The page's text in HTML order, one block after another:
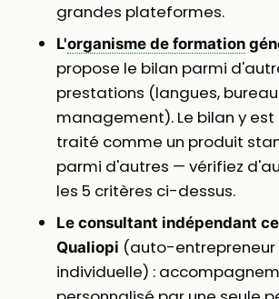
grandes plateformes.
L'organisme de formation
propose le bilan parmi
prestations (langues,
management). Le bilan y
traité comme un produit
parmi d'autres — vérifiez
les 5 critères ci-dessus.
Le consultant indépendant
Qualiopi (auto-entrepreneur
individuelle) :